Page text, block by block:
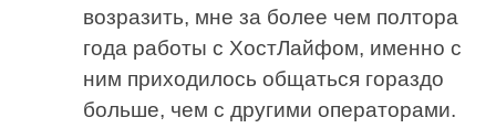
возразить, мне за более чем полтора
года работы с ХостЛайфом, именно с
ним приходилось общаться гораздо
больше, чем с другими операторами.